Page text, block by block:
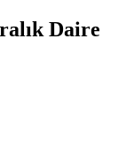
Daire